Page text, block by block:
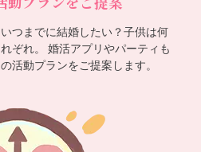
つまでに結婚したい？子供は何
ぞれ。 婚活アプリやパーティも
活動プランをご提案します。